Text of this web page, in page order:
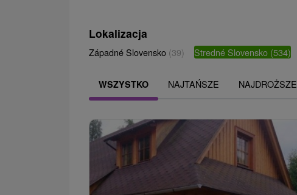
Lokalizacja
Západné Slovensko (39) Stredné Slovensko (534)
WSZYSTKO NAJTAŃSZE NAJDROŻSZE